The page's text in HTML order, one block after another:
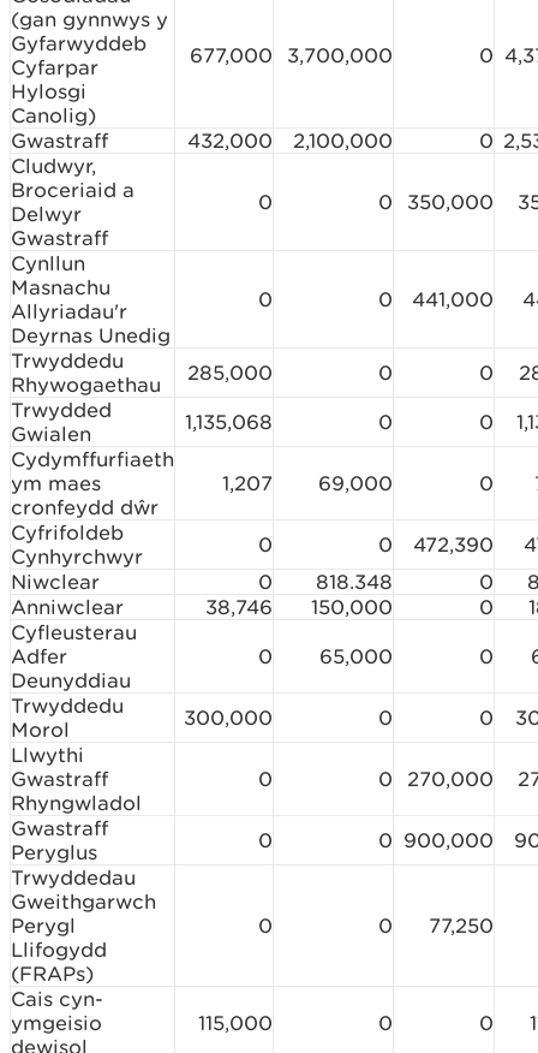
(gan gynnwys y
Gyfarwyddeb
Cyfarpar
Hylosgi
Canolig)
677,000 3,700,000 0
Gwastraff 432,000 2,100,000 0
Cludwyr,
Broceriaid a
Delwyr
Gwastraff
0 0 350,000
Cynllun
Masnachu
Allyriadau'r
Deyrnas Unedig
0 0 441,000
Trwyddedu
Rhywogaethau
285,000 0 0
Trwydded
Gwialen
1,135,068 0 0
Cydymffurfiaeth
ym maes
cronfeydd dŵr
1,207 69,000 0
Cyfrifoldeb
Cynhyrchwyr
0 0 472,390
Niwclear
0 818.348 0
Anniwclear
38,746 150,000 0
Cyfleusterau
Adfer
Deunyddiau
0 65,000 0
Trwyddedu
Morol
300,000 0 0
Llwythi
Gwastraff
Rhyngwladol
0 0 270,000
Gwastraff
Peryglus
0 0 900,000
Trwyddedau
Gweithgarwch
Perygl
Llifogydd
(FRAPs)
0 0 77,250
Cais cyn-
ymgeisio
dewisol
115,000 0 0